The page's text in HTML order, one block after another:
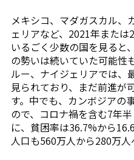
メキシコ、マダガスカル、
ェリアなど、2021年また
いるごく少数の国を見ると
の勢いは続いていた可能性
ルー、ナイジェリアでは、
見られており、まだ前進が
す。中でも、カンボジアの
ので、コロナ禍を含む7年
に、貧困率は36.7%から
人口も560万人から280万人